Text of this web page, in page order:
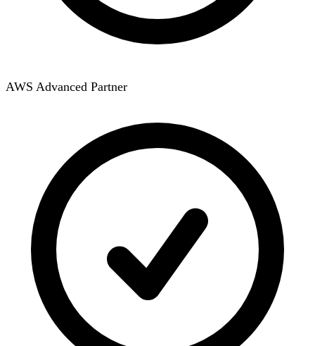
AWS Advanced Partner